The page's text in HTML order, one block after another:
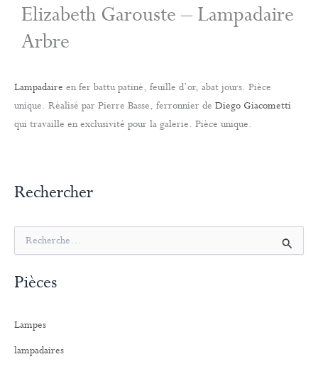
Elizabeth Garouste – Lampadaire
Arbre
Lampadaire en fer battu patiné, feuille d’or, abat jours. Pièce
unique. Réalisé par Pierre Basse, ferronnier de Diego Giacometti
qui travaille en exclusivité pour la galerie. Pièce unique.
Rechercher
e
h
c
e
Pièces
Lampes
lampadaires